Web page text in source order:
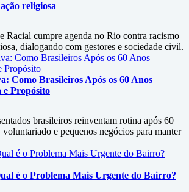
religiosa
Racial cumpre agenda no Rio contra racismo
dialogando com gestores e sociedade civil.
Como Brasileiros Após os 60 Anos
e Propósito
brasileiros reinventam rotina após 60
e pequenos negócios para manter
é o Problema Mais Urgente do Bairro?